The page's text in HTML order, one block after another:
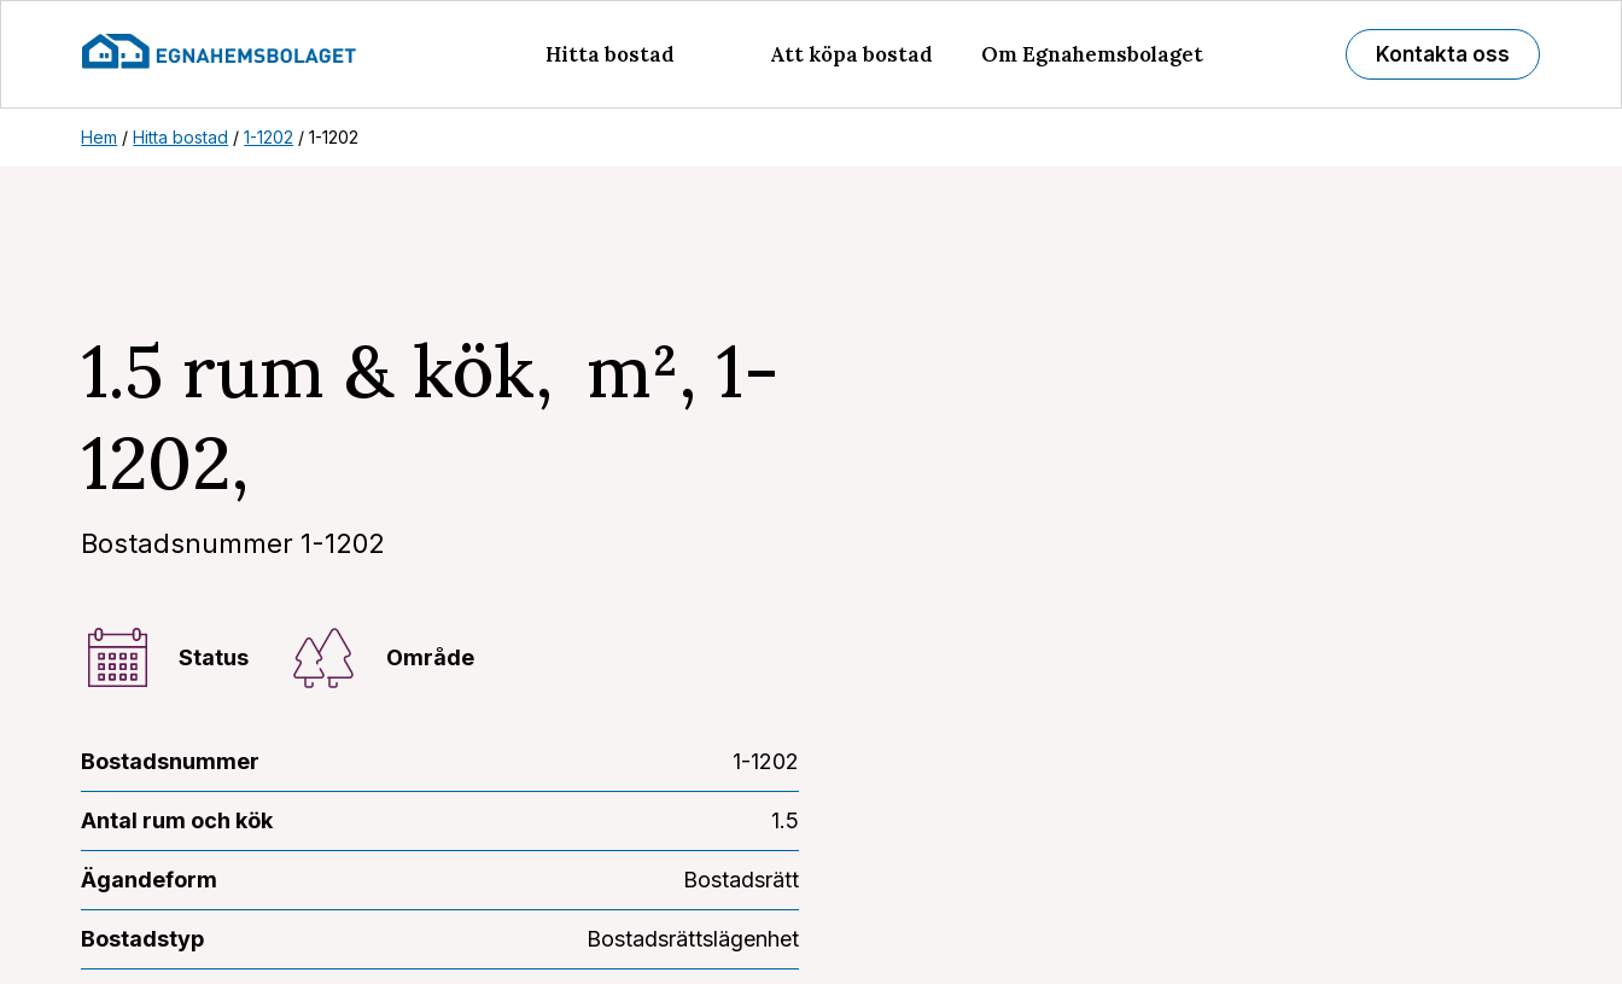
Hitta bostad Att köpa bostad Om Egnahemsbolaget Kontakta oss
Hem /Hitta bostad /1-1202 /1-1202
1.5 rum & kök, m², 1-
1202,
Bostadsnummer 1-1202
Status Område
Bostadsnummer 1-1202
Antal rum och kök 1.5
Ägandeform Bostadsrätt
Bostadstyp Bostadsrättslägenhet